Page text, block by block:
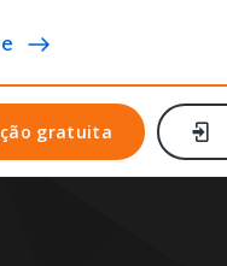
gratuita
gratuita